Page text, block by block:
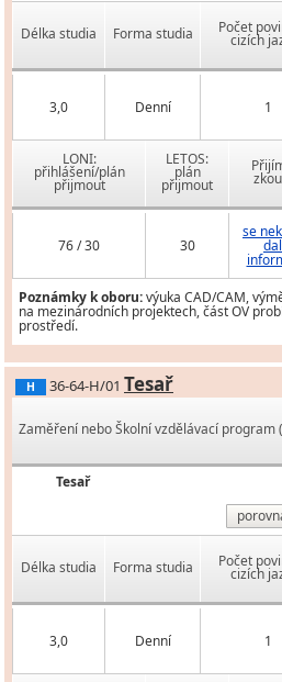
Délka studia Forma studia Počet
cizích
3,0 Denní 1
LONI:
přihlášení/plán
přijmout
LETOS:
plán
přijmout
76 / 30 30
se
Poznámky k oboru:výuka CAD/CAM,
na mezinárodních projektech, část OV
prostředí.
H 36-64-H/01 Tesař
Zaměření nebo Školní vzdělávací program
Tesař
Délka studia Forma studia Počet
cizích
3,0 Denní 1